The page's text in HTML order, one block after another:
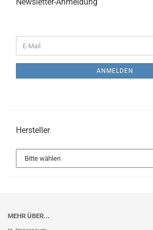
ZUR
E-
Mail
ANMELDEN
Hersteller
MEHR ÜBER...